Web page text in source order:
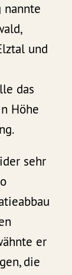
nannte
und
das
Höhe
sehr
er
die